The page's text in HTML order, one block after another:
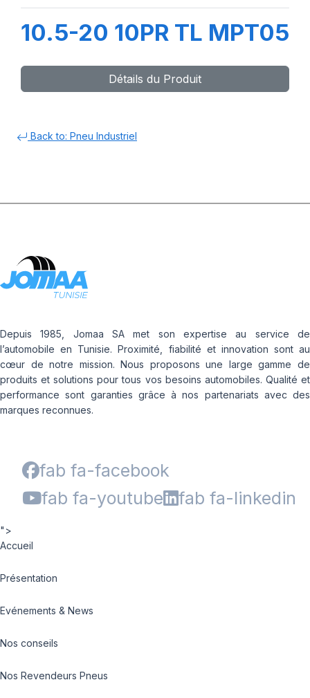
10.5-20 10PR TL MPT05
Détails du Produit
Back to: Pneu Industriel
Depuis 1985, Jomaa SA met son expertise au service de
l’automobile en Tunisie. Proximité, fiabilité et innovation sont au
cœur de notre mission. Nous proposons une large gamme de
produits et solutions pour tous vos besoins automobiles. Qualité et
performance sont garanties grâce à nos partenariats avec des
marques reconnues.
fab fa-facebook
fab fa-youtube
fab fa-linkedin
">
Accueil
Présentation
Evénements & News
Nos conseils
Nos Revendeurs Pneus